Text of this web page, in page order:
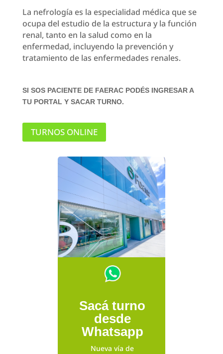
La nefrología es la especialidad médica que se
ocupa del estudio de la estructura y la función
renal, tanto en la salud como en la
enfermedad, incluyendo la prevención y
tratamiento de las enfermedades renales.
SI SOS PACIENTE DE FAERAC PODÉS INGRESAR A
TU PORTAL Y SACAR TURNO.
TURNOS ONLINE
Sacá turno
desde
Whatsapp
Nueva vía de